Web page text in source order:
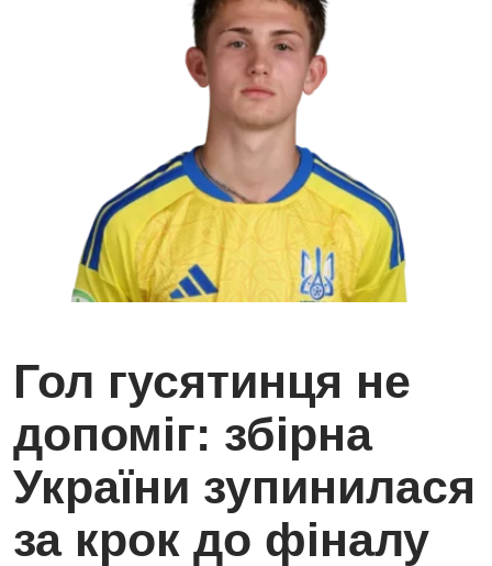
Гол гусятинця не
допоміг: збірна
України зупинилася
за крок до фіналу